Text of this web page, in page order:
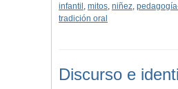
infantil , mitos, niñez,
tradición oral
Discurso e